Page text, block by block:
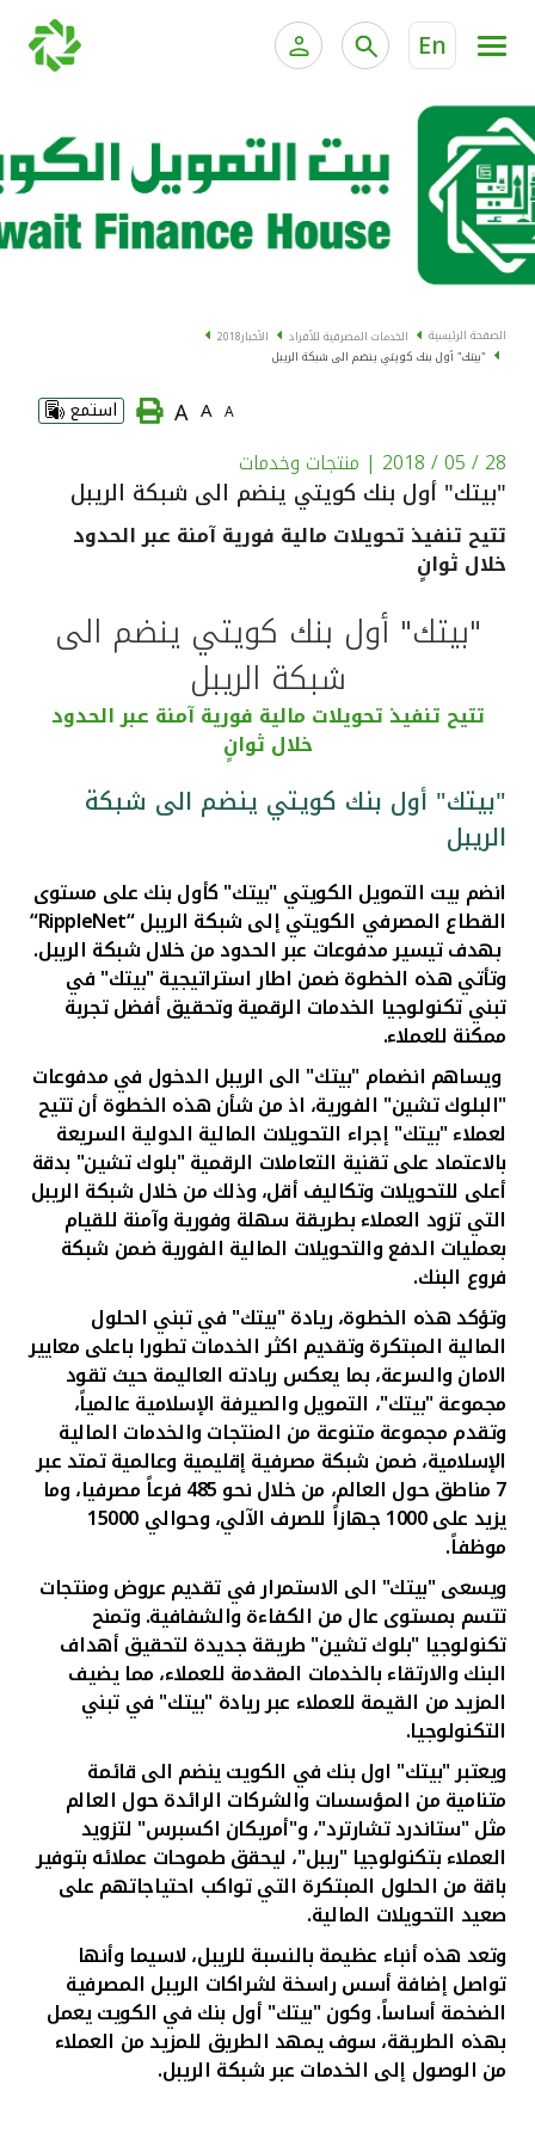
En
الخدمات المصرفية الإلكترونية للأفراد
الخدمات المصرفية الإلكترونية للشركات
خدمة "بيتك" للتداول الإلكتروني
الخدمات المصرفية للأفراد
الحسابات المصرفية
"برامج العملاء"
الاستثمار
القنوات المصرفية
أدوات وخدمات
خدمات ما بعد البيع
اتصل بنا
ألمانيا
ماليزيا
تركيا
مصر
المملكة المتحدة
مملكة البحرين
الصفحة الرئيسية الخدمات المصرفية للأفراد الأخبار2018
"بيتك" أول بنك كويتي ينضم الى شبكة الريبل
A
A
A استمع
28 / 05 / 2018 | منتجات وخدمات
"بيتك" أول بنك كويتي ينضم الى شبكة الريبل
تتيح تنفيذ تحويلات مالية فورية آمنة عبر الحدود
خلال ثوانٍ
"بيتك" أول بنك كويتي ينضم الى
شبكة الريبل
تتيح تنفيذ تحويلات مالية فورية آمنة عبر الحدود
خلال ثوانٍ
"بيتك" أول بنك كويتي ينضم الى شبكة
الريبل
انضم بيت التمويل الكويتي "بيتك" كأول بنك على مستوى
القطاع المصرفي الكويتي إلى شبكة الريبل“RippleNet“
بهدف تيسير مدفوعات عبر الحدود من خلال شبكة الريبل.
وتأتي هذه الخطوة ضمن اطار استراتيجية"بيتك" في
تبني تكنولوجيا الخدمات الرقميةوتحقيق أفضل تجربة
ممكنة للعملاء.
ويساهم انضمام "بيتك" الى الريبل الدخول في مدفوعات
"البلوك تشين" الفورية، اذ من شأن هذه الخطوة أن تتيح
لعملاء "بيتك" إجراء التحويلات المالية الدولية السريعة
بالاعتماد على تقنية التعاملات الرقمية "بلوك تشين" بدقة
أعلى للتحويلات وتكاليف أقل، وذلك من خلال شبكة الريبل
التي تزود العملاء بطريقة سهلة وفورية وآمنة للقيام
بعمليات الدفع والتحويلات المالية الفورية ضمن شبكة
فروع البنك.
وتؤكد هذه الخطوة، ريادة "بيتك" في تبني الحلول
المالية المبتكرة وتقديم اكثر الخدمات تطورا باعلى معايير
الامان والسرعة، بما يعكس ريادته العاليمة حيث تقود
مجموعة "بيتك"، التمويل والصيرفة الإسلامية عالمياً،
وتقدم مجموعة متنوعة من المنتجات والخدمات المالية
الإسلامية، ضمن شبكة مصرفية إقليمية وعالمية تمتد عبر
7 مناطق حول العالم، من خلال نحو 485 فرعاً مصرفيا، وما
يزيد على 1000 جهازاً للصرف الآلي، وحوالي 15000
موظفاً.
ويسعى "بيتك" الى الاستمرار في تقديم عروض ومنتجات
تتسم بمستوى عال من الكفاءة والشفافية. وتمنح
تكنولوجيا "بلوك تشين" طريقة جديدة لتحقيق أهداف
البنك والارتقاء بالخدمات المقدمة للعملاء، مما يضيف
المزيد من القيمة للعملاء عبر ريادة "بيتك" في تبني
التكنولوجيا.
ويعتبر "بيتك" اول بنك في الكويت ينضم الى قائمة
متنامية من المؤسسات والشركات الرائدة حول العالم
مثل "ستاندرد تشارترد"، و"أمريكان اكسبرس" لتزويد
العملاء بتكنولوجيا "ريبل"، ليحقق طموحات عملائه بتوفير
باقة من الحلول المبتكرة التي تواكب احتياجاتهم على
صعيد التحويلات المالية.
وتعد هذه أنباء عظيمة بالنسبة للريبل، لاسيما وأنها
تواصل إضافة أسس راسخة لشراكات الريبل المصرفية
الضخمة أساساً. وكون "بيتك" أول بنك في الكويت يعمل
بهذه الطريقة، سوف يمهد الطريق للمزيد من العملاء
من الوصول إلى الخدمات عبر شبكة الريبل.